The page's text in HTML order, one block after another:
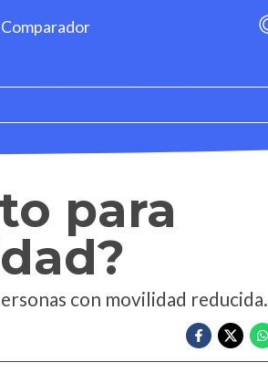
Comparador
para
con movilidad reducida.